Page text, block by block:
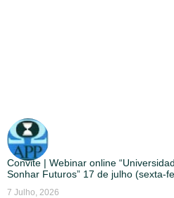
Convite | Webinar online
Sonhar Futuros” 17 de julho (sexta-
7 Julho, 2026